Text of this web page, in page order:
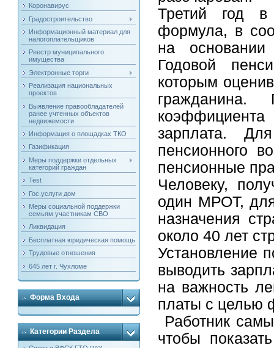
Коронавирус
Градостроительство
Информационный материал для
налогоплательщиков
Реестр муниципального
имущества
Электронные торги
Реализация национальных
проектов
Выявление правообладателей
ранее учтенных объектов
недвижемости
Информация о площадках ТКО
Газификация
Меры поддержки отдельных
категорий граждан
Test
Гос.услуги дом
Меры социальной поддержки
семьям участникам СВО
Ликвидация
Бесплатная юридическая помощь
Трудовые отношения
645 лет г. Чухломе
Форма Входа
Категории Раздела
Третий год в
формула, в
на
Годовой
которым
гражданина.
зарплата.
пенсионного
пенсионные
Человеку,
один МРОТ,
назначения
около 40 лет
Установление
выводить
на важность
платы с целью
Работник
чтобы